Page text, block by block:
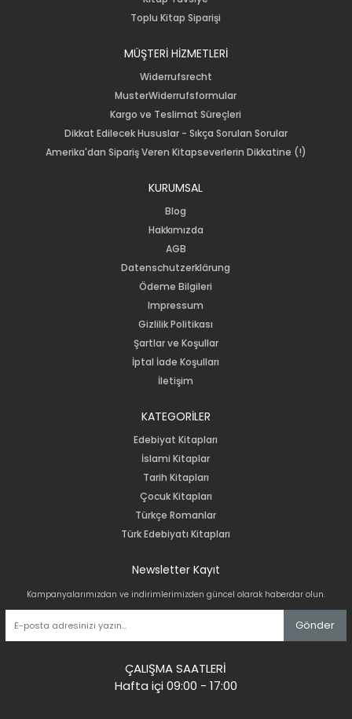
Toplu Kitap Siparişi
MÜŞTERİ HİZMETLERİ
Widerrufsrecht
MusterWiderrufsformular
Kargo ve Teslimat Süreçleri
Dikkat Edilecek Hususlar - Sıkça Sorulan Sorular
Amerika'dan Sipariş Veren Kitapseverlerin Dikkatine (!)
KURUMSAL
Blog
Hakkımızda
AGB
Datenschutzerklärung
Ödeme Bilgileri
Impressum
Gizlilik Politikası
Şartlar ve Koşullar
İptal İade Koşulları
İletişim
KATEGORİLER
Edebiyat Kitapları
İslami Kitaplar
Tarih Kitapları
Çocuk Kitapları
Türkçe Romanlar
Türk Edebiyatı Kitapları
Newsletter Kayıt
Kampanyalarımızdan ve indirimlerimizden güncel olarak haberdar olun.
Gönder
ÇALIŞMA SAATLERİ
Hafta içi 09:00 - 17:00